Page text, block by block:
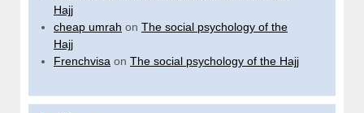
Hajj
cheap umrah on The social psychology of the
Hajj
Frenchvisa on The social psychology of the Hajj